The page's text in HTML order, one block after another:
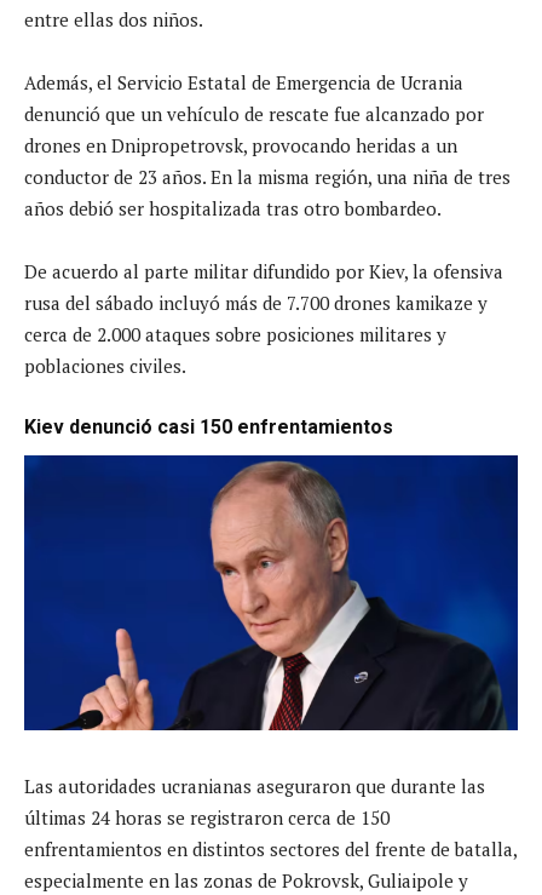
entre ellas dos niños.
Además, el Servicio Estatal de Emergencia de Ucrania
denunció que un vehículo de rescate fue alcanzado por
drones en Dnipropetrovsk, provocando heridas a un
conductor de 23 años. En la misma región, una niña de tres
años debió ser hospitalizada tras otro bombardeo.
De acuerdo al parte militar difundido por Kiev, la ofensiva
rusa del sábado incluyó más de 7.700 drones kamikaze y
cerca de 2.000 ataques sobre posiciones militares y
poblaciones civiles.
Kiev denunció casi 150 enfrentamientos
Las autoridades ucranianas aseguraron que durante las
últimas 24 horas se registraron cerca de 150
enfrentamientos en distintos sectores del frente de batalla,
especialmente en las zonas de Pokrovsk, Guliaipole y